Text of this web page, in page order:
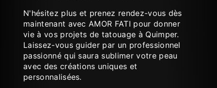
N'hésitez plus et prenez rendez-vous dès
maintenant avec AMOR FATI pour donner
vie à vos projets de tatouage à Quimper.
Laissez-vous guider par un professionnel
passionné qui saura sublimer votre peau
avec des créations uniques et
personnalisées.